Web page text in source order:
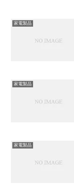
家電製品
家電製品
家電製品